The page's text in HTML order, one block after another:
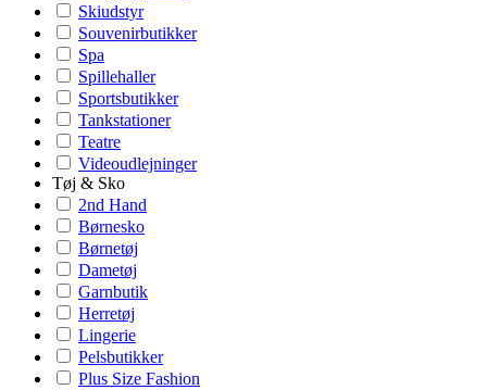
Skiudstyr
Souvenirbutikker
Spa
Spillehaller
Sportsbutikker
Tankstationer
Teatre
Videoudlejninger
Tøj & Sko
2nd Hand
Børnesko
Børnetøj
Dametøj
Garnbutik
Herretøj
Lingerie
Pelsbutikker
Plus Size Fashion